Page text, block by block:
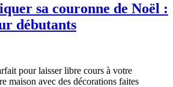
sa couronne de Noël :
débutants
pour laisser libre cours à votre
maison avec des décorations faites